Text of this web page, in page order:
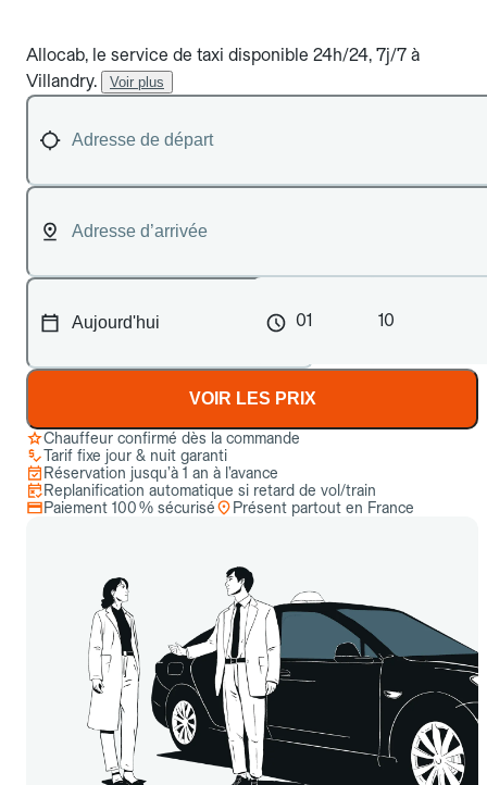
Allocab, le service de taxi disponible 24h/24, 7j/7 à
Villandry.
Voir plus
01 10
VOIR LES PRIX
Chauffeur confirmé dès la commande
Tarif fixe jour & nuit garanti
Réservation jusqu’à 1 an à l’avance
Replanification automatique si retard de vol/train
Paiement 100 % sécurisé
Présent partout en France